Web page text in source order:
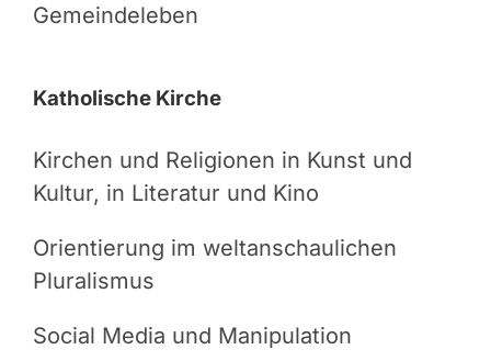
Gemeindeleben
Katholische Kirche
Kirchen und Religionen in Kunst und
Kultur, in Literatur und Kino
Orientierung im weltanschaulichen
Pluralismus
Social Media und Manipulation